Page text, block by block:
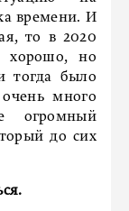
времени. И
то в 2020
хорошо, но
тогда было
много
огромный
до сих